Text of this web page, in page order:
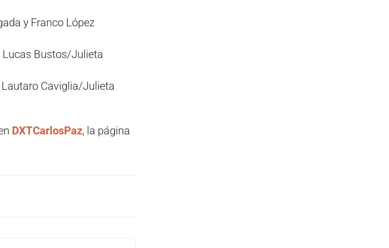
y Franco López
Bustos/Julieta
Caviglia/Julieta
DXTCarlosPaz, la página